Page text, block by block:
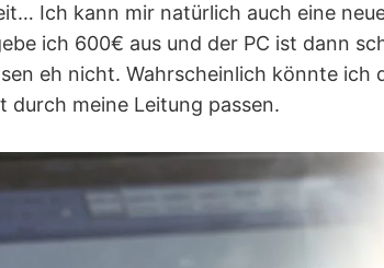
Ich kann mir natürlich auch eine
ich 600€ aus und der PC ist dann
eh nicht. Wahrscheinlich könnte ich
durch meine Leitung passen.